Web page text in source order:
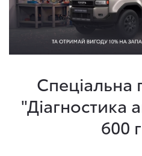
Спеціальна
"Діагностика
600